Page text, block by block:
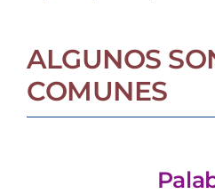
ALGUNOS
COMUNES